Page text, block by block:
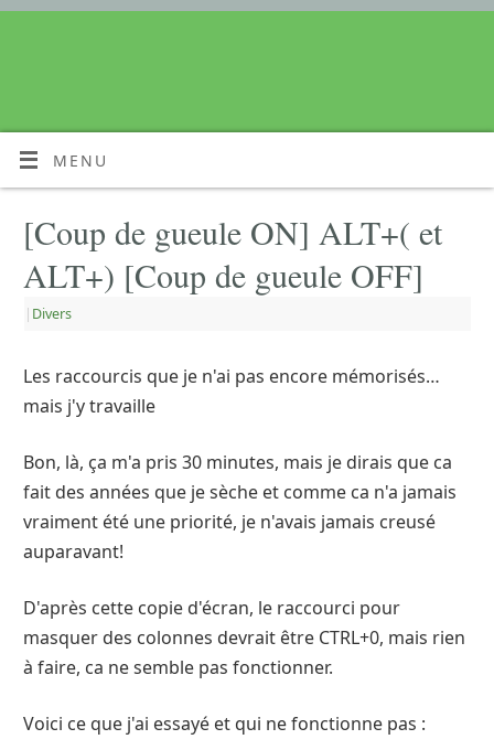
MENU
[Coup de gueule ON] ALT+( et
ALT+) [Coup de gueule OFF]
| Divers
Les raccourcis que je n'ai pas encore mémorisés…
mais j'y travaille
Bon, là, ça m'a pris 30 minutes, mais je dirais que ca
fait des années que je sèche et comme ca n'a jamais
vraiment été une priorité, je n'avais jamais creusé
auparavant!
D'après cette copie d'écran, le raccourci pour
masquer des colonnes devrait être CTRL+0, mais rien
à faire, ca ne semble pas fonctionner.
Voici ce que j'ai essayé et qui ne fonctionne pas :